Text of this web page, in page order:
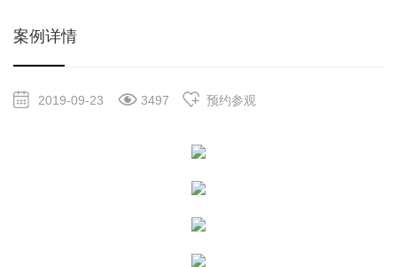
案例详情
2019-09-23 3497 预约参观